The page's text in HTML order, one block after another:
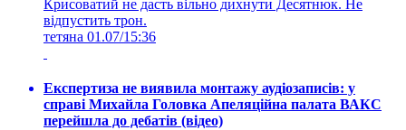
Крисоватий не дасть вільно дихнути Десятнюк. Не
відпустить трон.
тетяна 01.07/15:36
Експертиза не виявила монтажу аудіозаписів: у
справі Михайла Головка Апеляційна палата ВАКС
перейшла до дебатів (відео)